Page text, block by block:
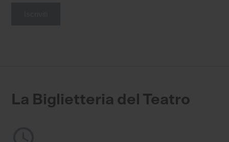
La Biglietteria del Teatro